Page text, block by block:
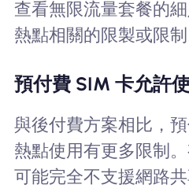
查看無限流量套餐的
熱點相關的限製或限制
預付費 SIM 卡允許
與後付費方案相比，
熱點使用有更多限制
可能完全不支援網路